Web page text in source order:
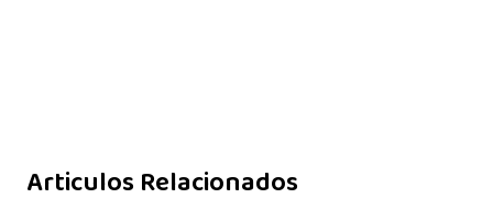
Articulos Relacionados